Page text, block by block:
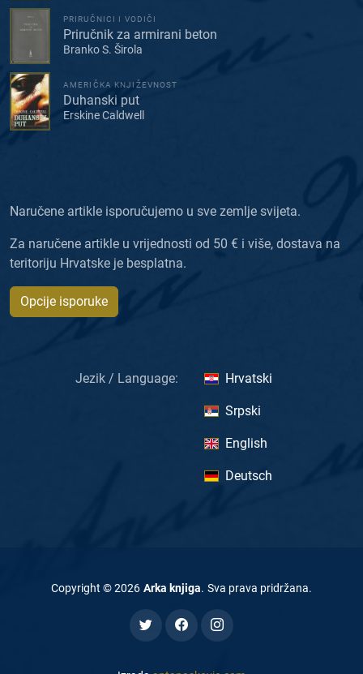
PRIRUČNICI I VODIČI
Priručnik za armirani beton
Branko S. Širola
AMERIČKA KNJIŽEVNOST
Duhanski put
Erskine Caldwell
Naručene artikle isporučujemo u sve zemlje svijeta.
Za naručene artikle u vrijednosti od 50 € i više, dostava na
teritoriju Hrvatske je besplatna.
Opcije isporuke
Jezik / Language: Hrvatski
Srpski
English
Deutsch
Copyright ©2026 Arka knjiga. Sva prava pridržana.